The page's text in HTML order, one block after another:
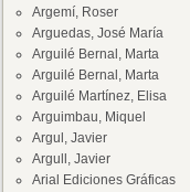
Argemí, Roser
Arguedas, José María
Arguilé Bernal, Marta
Arguilé Bernal, Marta
Arguilé Martínez, Elisa
Arguimbau, Miquel
Argul, Javier
Argull, Javier
Arial Ediciones Gráficas